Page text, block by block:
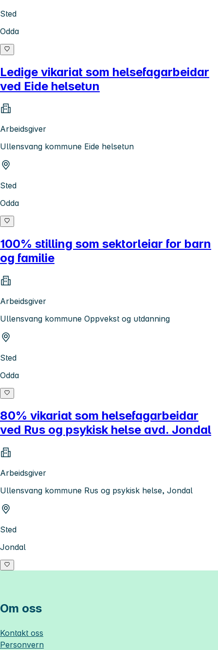
Sted
Odda
Ledige vikariat som helsefagarbeidar
ved Eide helsetun
Arbeidsgiver
Ullensvang kommune Eide helsetun
Sted
Odda
100% stilling som sektorleiar for barn
og familie
Arbeidsgiver
Ullensvang kommune Oppvekst og utdanning
Sted
Odda
80% vikariat som helsefagarbeidar
ved Rus og psykisk helse avd. Jondal
Arbeidsgiver
Ullensvang kommune Rus og psykisk helse, Jondal
Sted
Jondal
Om oss
Kontakt oss
Personvern